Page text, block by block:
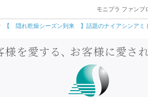
モニプラ ファンブ
【 隠れ乾燥シーズン到来 】話題のナイアシンアミ